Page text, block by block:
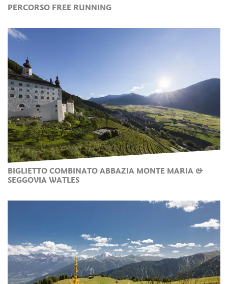
PERCORSO FREE RUNNING
BIGLIETTO COMBINATO ABBAZIA MONTE MARIA &
SEGGOVIA WATLES